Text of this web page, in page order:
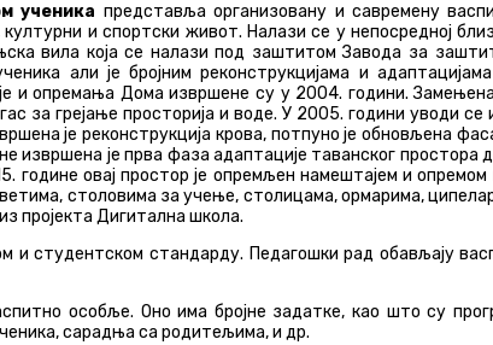
ученика представља организовану и савремену
културни и спортски живот. Налази се у непосредној
вила која се налази под заштитом Завода за
али је бројним реконструкцијама и
и опремања Дома извршене су у 2004. години.
за грејање просторија и воде. У 2005. години уводи
је реконструкција крова, потпуно је обновљена
извршена је прва фаза адаптације таванског простора
године овај простор је опремљен намештајем и
столовима за учење, столицама, ормарима,
пројекта Дигитална школа.
и студентском стандарду. Педагошки рад обављају
особље. Оно има бројне задатке, као што су
сарадња са родитељима, и др.